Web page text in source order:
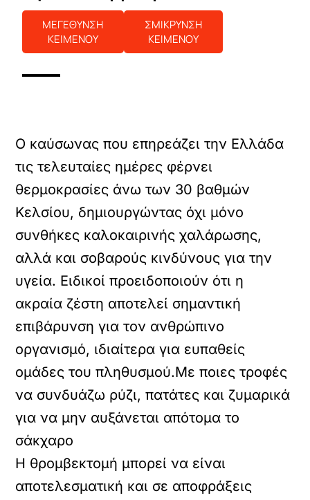
ΜΕΓΕΘΥΝΣΗ
ΚΕΙΜΕΝΟΥ
ΣΜΙΚΡΥΝΣΗ
ΚΕΙΜΕΝΟΥ
Ο καύσωνας που επηρεάζει την Ελλάδα
τις τελευταίες ημέρες φέρνει
θερμοκρασίες άνω των 30 βαθμών
Κελσίου, δημιουργώντας όχι μόνο
συνθήκες καλοκαιρινής χαλάρωσης,
αλλά και σοβαρούς κινδύνους για την
υγεία. Ειδικοί προειδοποιούν ότι η
ακραία ζέστη αποτελεί σημαντική
επιβάρυνση για τον ανθρώπινο
οργανισμό, ιδιαίτερα για ευπαθείς
ομάδες του πληθυσμού.Με ποιες τροφές
να συνδυάζω ρύζι, πατάτες και ζυμαρικά
για να μην αυξάνεται απότομα το
σάκχαρο
Η θρομβεκτομή μπορεί να είναι
αποτελεσματική και σε αποφράξεις